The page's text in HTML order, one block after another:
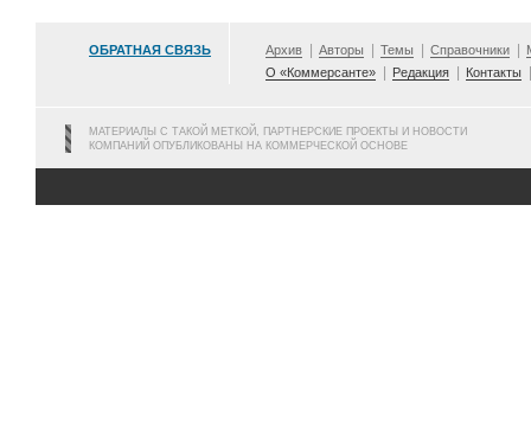
ОБРАТНАЯ СВЯЗЬ Архив Авторы Темы Справочники
О «Коммерсанте»
Редакция Контакты
МАТЕРИАЛЫ С ТАКОЙ МЕТКОЙ, ПАРТНЕРСКИЕ ПРОЕКТЫ И НОВОСТИ
КОМПАНИЙ ОПУБЛИКОВАНЫ НА КОММЕРЧЕСКОЙ ОСНОВЕ